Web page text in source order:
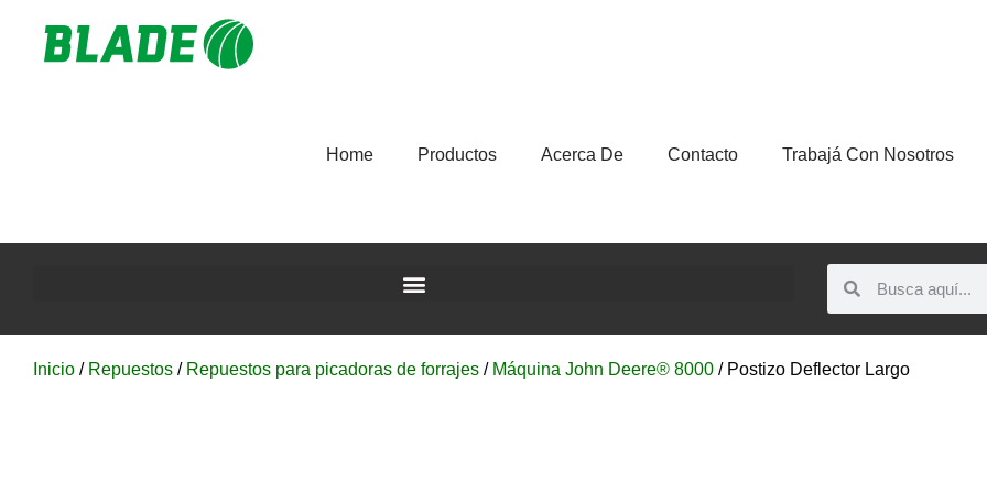
Home Productos Acerca De Contacto Trabajá Con Nosotros
Inicio / Repuestos / Repuestos para picadoras de forrajes / Máquina John Deere® 8000 / Postizo Deflector Largo